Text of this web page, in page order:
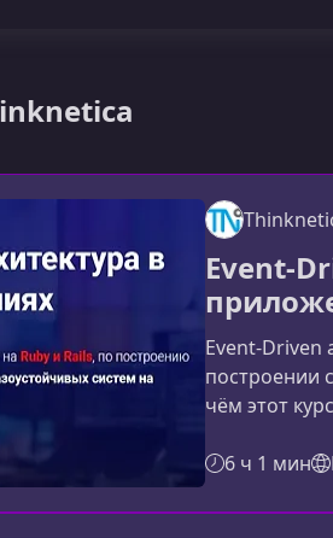
Event-
Event-Driven
построении
чём этот
проблемы
показывает,
сообщений
устойчивой
6 ч 1 мин